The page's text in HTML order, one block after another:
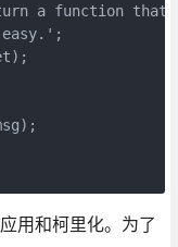
a function
easy.';
用和柯里化。为了